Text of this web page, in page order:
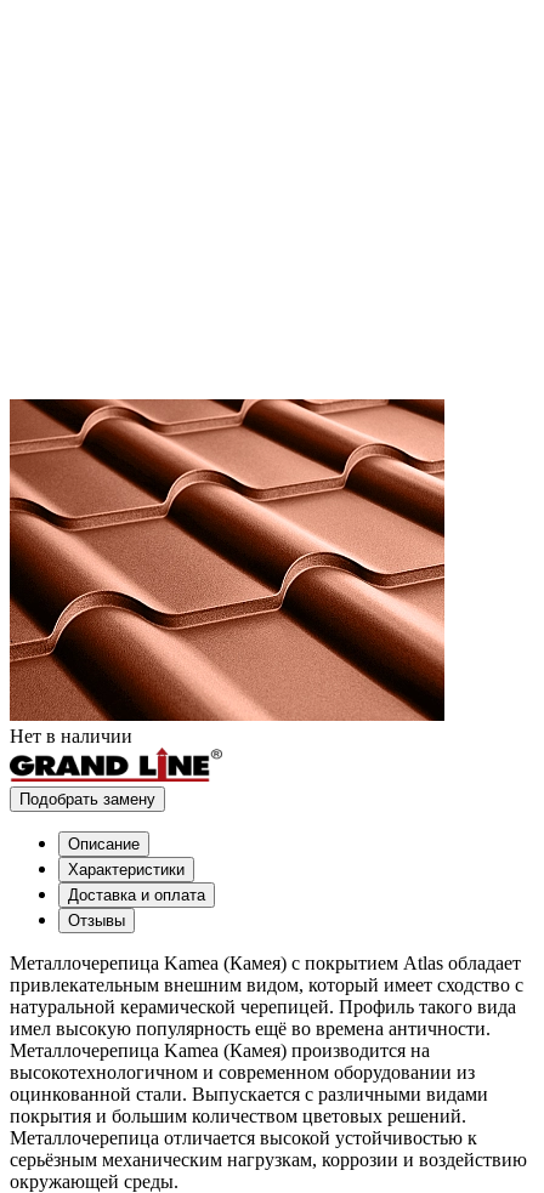
Нет в наличии
Подобрать замену
Описание
Характеристики
Доставка и оплата
Отзывы
Металлочерепица Kamea (Камея) с покрытием Atlas обладает
привлекательным внешним видом, который имеет сходство с
натуральной керамической черепицей. Профиль такого вида
имел высокую популярность ещё во времена античности.
Металлочерепица Kamea (Камея) производится на
высокотехнологичном и современном оборудовании из
оцинкованной стали. Выпускается с различными видами
покрытия и большим количеством цветовых решений.
Металлочерепица отличается высокой устойчивостью к
серьёзным механическим нагрузкам, коррозии и воздействию
окружающей среды.